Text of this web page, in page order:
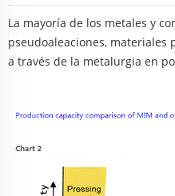
La mayoría de los metales y
pseudoaleaciones, materiales
a través de la metalurgia en